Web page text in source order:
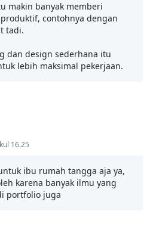
makin banyak memberi
contohnya dengan
tadi.
dan design sederhana itu
lebih maksimal pekerjaan.
16.25
ibu rumah tangga aja ya,
karena banyak ilmu yang
portfolio juga